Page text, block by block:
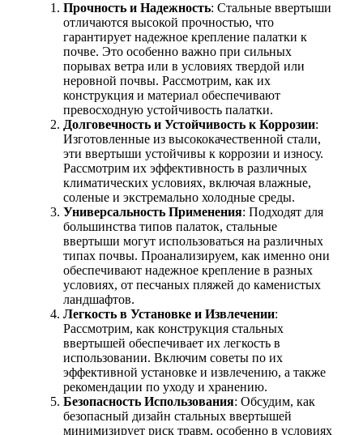
Прочность и Надежность: Стальные ввертыши
отличаются высокой прочностью, что
гарантирует надежное крепление палатки к
почве. Это особенно важно при сильных
порывах ветра или в условиях твердой или
неровной почвы. Рассмотрим, как их
конструкция и материал обеспечивают
превосходную устойчивость палатки.
Долговечность и Устойчивость к Коррозии:
Изготовленные из высококачественной стали,
эти ввертыши устойчивы к коррозии и износу.
Рассмотрим их эффективность в различных
климатических условиях, включая влажные,
соленые и экстремально холодные среды.
Универсальность Применения: Подходят для
большинства типов палаток, стальные
ввертыши могут использоваться на различных
типах почвы. Проанализируем, как именно они
обеспечивают надежное крепление в разных
условиях, от песчаных пляжей до каменистых
ландшафтов.
Легкость в Установке и Извлечении:
Рассмотрим, как конструкция стальных
ввертышей обеспечивает их легкость в
использовании. Включим советы по их
эффективной установке и извлечению, а также
рекомендации по уходу и хранению.
Безопасность Использования: Обсудим, как
безопасный дизайн стальных ввертышей
минимизирует риск травм, особенно в условиях